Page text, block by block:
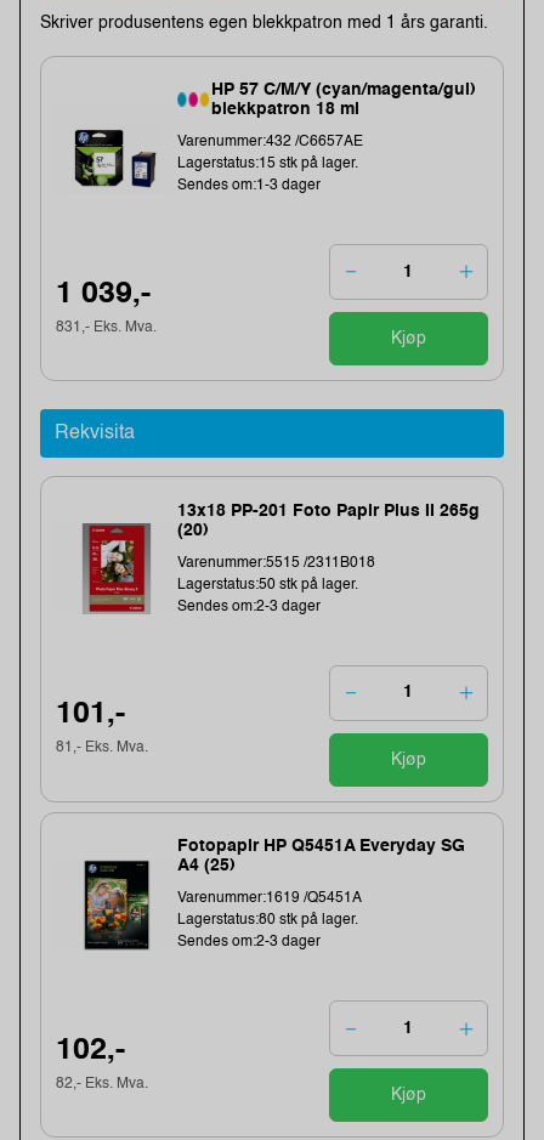
Skriver produsentens egen blekkpatron med 1 års garanti.
HP 57 C/M/Y (cyan/magenta/gul)
blekkpatron 18 ml
Varenummer:432 /C6657AE
Lagerstatus:15 stk på lager.
Sendes om:1-3 dager
1 039,-
831,- Eks. Mva.
Kjøp
Rekvisita
13x18 PP-201 Foto Papir Plus II 265g
(20)
Varenummer:5515 /2311B018
Lagerstatus:50 stk på lager.
Sendes om:2-3 dager
101,-
81,- Eks. Mva.
Kjøp
Fotopapir HP Q5451A Everyday SG
A4 (25)
Varenummer:1619 /Q5451A
Lagerstatus:80 stk på lager.
Sendes om:2-3 dager
102,-
82,- Eks. Mva.
Kjøp